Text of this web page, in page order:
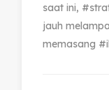
saat ini,
jauh
memasang